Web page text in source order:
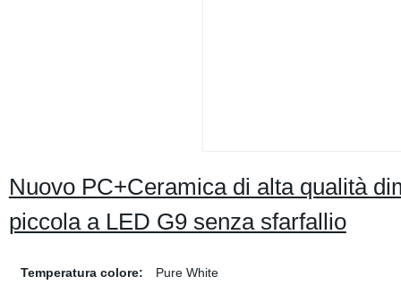
Nuovo PC+Ceramica di alta qualità
piccola a LED G9 senza sfarfallio
Temperatura colore:
Pure White